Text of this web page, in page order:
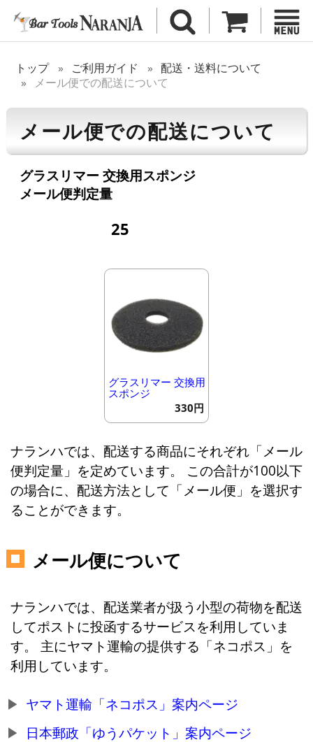
トップ ご利用ガイド
配送・送料について
メール便での配送について
メール便での配送について
グラスリマー 交換用スポンジ
メール便判定量
25
グラスリマー 交換用
スポンジ
330円
ナランハでは、配送する商品にそれぞれ「メール
便判定量」を定めています。 この合計が100以下
の場合に、配送方法として「メール便」を選択す
ることができます。
メール便について
ナランハでは、配送業者が扱う小型の荷物を配送
してポストに投函するサービスを利用していま
す。 主にヤマト運輸の提供する「ネコポス」を
利用しています。
ヤマト運輸「ネコポス」案内ページ
日本郵政「ゆうパケット」案内ページ